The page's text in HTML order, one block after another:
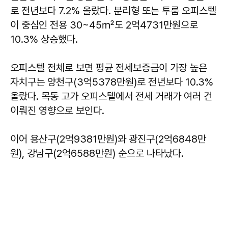
로 전년보다 7.2% 올랐다. 분리형 또는 투룸 오피스텔
이 중심인 전용 30~45㎡도 2억4731만원으로
10.3% 상승했다.
오피스텔 전체로 보면 평균 전세보증금이 가장 높은
자치구는 양천구(3억5378만원)로 전년보다 10.3%
올랐다. 목동 고가 오피스텔에서 전세 거래가 여러 건
이뤄진 영향으로 보인다.
이어 용산구(2억9381만원)와 광진구(2억6848만
원), 강남구(2억6588만원) 순으로 나타났다.